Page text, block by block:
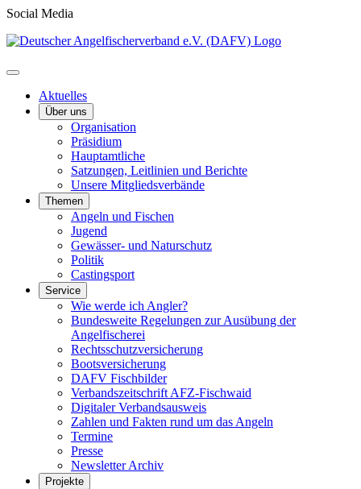
Social Media
Aktuelles
Über uns
Organisation
Präsidium
Hauptamtliche
Satzungen, Leitlinien und Berichte
Unsere Mitgliedsverbände
Themen
Angeln und Fischen
Jugend
Gewässer- und Naturschutz
Politik
Castingsport
Service
Wie werde ich Angler?
Bundesweite Regelungen zur Ausübung der
Angelfischerei
Rechtsschutzversicherung
Bootsversicherung
DAFV Fischbilder
Verbandszeitschrift AFZ-Fischwaid
Digitaler Verbandsausweis
Zahlen und Fakten rund um das Angeln
Termine
Presse
Newsletter Archiv
Projekte